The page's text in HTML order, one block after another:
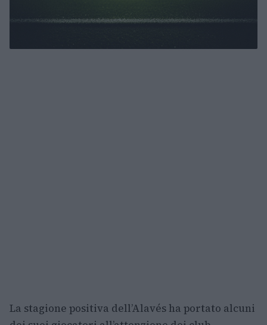
La stagione positiva dell’Alavés ha portato alcuni